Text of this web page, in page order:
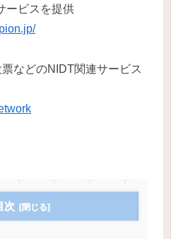
ービスを提供
などのNIDT関連サービス
次